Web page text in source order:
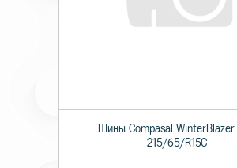
Шины Compasal WinterBlazer
215/65/R15C